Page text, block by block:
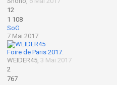
12
1 108
SoG
7 Mai 2017
Foire de Paris 2017.
WEIDER45, 3 Mai 2017
2
767